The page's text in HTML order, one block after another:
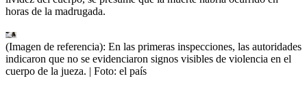
horas de la madrugada.
(Imagen de referencia): En las primeras inspecciones, las autoridades
indicaron que no se evidenciaron signos visibles de violencia en el
cuerpo de la jueza. | Foto: el país